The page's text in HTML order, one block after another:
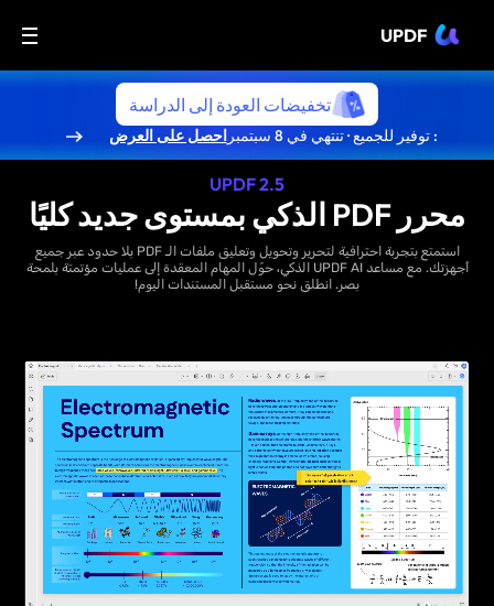
UPDF
تخفيضات العودة إلى الدراسة
: توفير للجميع · تنتهي في 8 سبتمبر احصل على العرض
UPDF 2.5
محرر PDF الذكي بمستوى جديد كليًا
استمتع بتجربة احترافية لتحرير وتحويل وتعليق ملفات الـ PDF بلا حدود عبر جميع
أجهزتك. مع مساعد UPDF AI الذكي، حوّل المهام المعقدة إلى عمليات مؤتمتة بلمحة
بصر. انطلق نحو مستقبل المستندات اليوم!